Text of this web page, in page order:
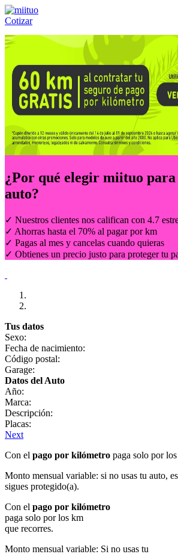
Cotizar
Llámanos al:(55) 84-21-05-00 ó
¿Por qué elegir miituo
auto?
✓ Nuestros clientes nos califican con 4.7
✓ Ahorras hasta el 70% al pagar por km
✓ Pagas al mes y cancelas cuando quieras
✓ Obtienes un precio justo para proteger tu
Tus datos
Sexo:
Fecha de nacimiento:
Código postal:
Garage:
Datos del Auto
Año:
Marca:
Descripción:
Placas:
Next
Con el pago por kilómetro paga solo por
Monto mensual variable: si no usas tu auto,
sigues protegido(a).
Con el pago por kilómetro
paga solo por los km
que recorres.
Monto mensual variable: Si no usas tu